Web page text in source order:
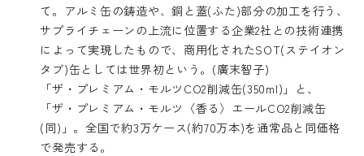
て。アルミ缶の鋳造や、銅と蓋(ふた)部分の加工を行う、
サプライチェーンの上流に位置する企業2社との技術連携
によって実現したもので、商用化されたSOT(ステイオン
タブ)缶としては世界初という。(廣末智子)
「ザ・プレミアム・モルツCO2削減缶(350ml)」と、
「ザ・プレミアム・モルツ〈香る〉エールCO2削減缶
(同)」。全国で約3万ケース(約70万本)を通常品と同価格
で発売する。